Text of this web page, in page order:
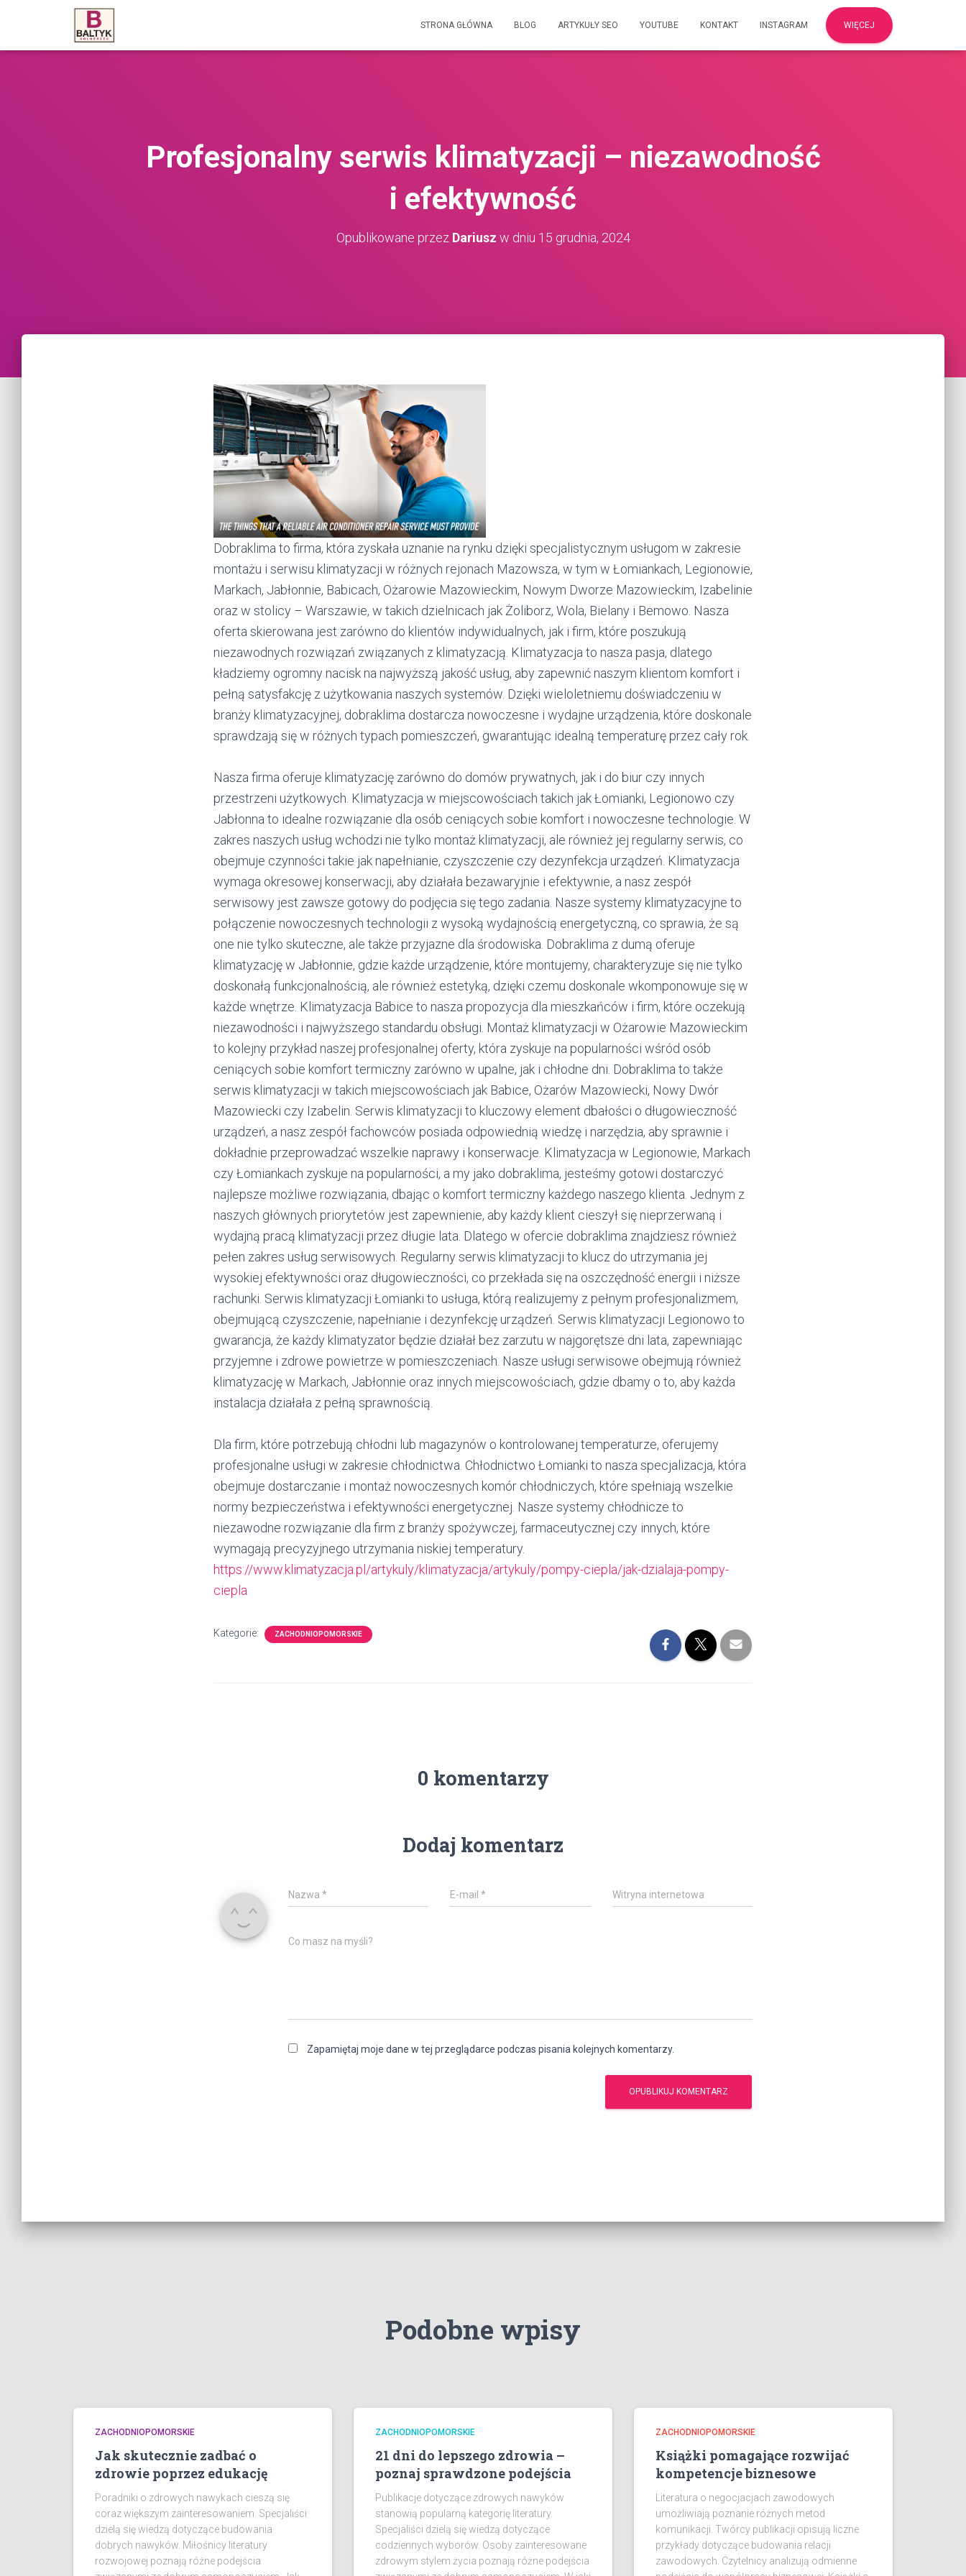
STRONA GŁÓWNA BLOG ARTYKUŁY SEO YOUTUBE KONTAKT INSTAGRAM WIĘCEJ
Profesjonalny serwis klimatyzacji – niezawodność
i efektywność
Opublikowane przez Dariusz w dniu 15 grudnia, 2024
Dobraklima to firma, która zyskała uznanie na rynku dzięki specjalistycznym usługom w zakresie
montażu i serwisu klimatyzacji w różnych rejonach Mazowsza, w tym w Łomiankach, Legionowie,
Markach, Jabłonnie, Babicach, Ożarowie Mazowieckim, Nowym Dworze Mazowieckim, Izabelinie
oraz w stolicy – Warszawie, w takich dzielnicach jak Żoliborz, Wola, Bielany i Bemowo. Nasza
oferta skierowana jest zarówno do klientów indywidualnych, jak i firm, które poszukują
niezawodnych rozwiązań związanych z klimatyzacją. Klimatyzacja to nasza pasja, dlatego
kładziemy ogromny nacisk na najwyższą jakość usług, aby zapewnić naszym klientom komfort i
pełną satysfakcję z użytkowania naszych systemów. Dzięki wieloletniemu doświadczeniu w
branży klimatyzacyjnej, dobraklima dostarcza nowoczesne i wydajne urządzenia, które doskonale
sprawdzają się w różnych typach pomieszczeń, gwarantując idealną temperaturę przez cały rok.
Nasza firma oferuje klimatyzację zarówno do domów prywatnych, jak i do biur czy innych
przestrzeni użytkowych. Klimatyzacja w miejscowościach takich jak Łomianki, Legionowo czy
Jabłonna to idealne rozwiązanie dla osób ceniących sobie komfort i nowoczesne technologie. W
zakres naszych usług wchodzi nie tylko montaż klimatyzacji, ale również jej regularny serwis, co
obejmuje czynności takie jak napełnianie, czyszczenie czy dezynfekcja urządzeń. Klimatyzacja
wymaga okresowej konserwacji, aby działała bezawaryjnie i efektywnie, a nasz zespół
serwisowy jest zawsze gotowy do podjęcia się tego zadania. Nasze systemy klimatyzacyjne to
połączenie nowoczesnych technologii z wysoką wydajnością energetyczną, co sprawia, że są
one nie tylko skuteczne, ale także przyjazne dla środowiska. Dobraklima z dumą oferuje
klimatyzację w Jabłonnie, gdzie każde urządzenie, które montujemy, charakteryzuje się nie tylko
doskonałą funkcjonalnością, ale również estetyką, dzięki czemu doskonale wkomponowuje się w
każde wnętrze. Klimatyzacja Babice to nasza propozycja dla mieszkańców i firm, które oczekują
niezawodności i najwyższego standardu obsługi. Montaż klimatyzacji w Ożarowie Mazowieckim
to kolejny przykład naszej profesjonalnej oferty, która zyskuje na popularności wśród osób
ceniących sobie komfort termiczny zarówno w upalne, jak i chłodne dni. Dobraklima to także
serwis klimatyzacji w takich miejscowościach jak Babice, Ożarów Mazowiecki, Nowy Dwór
Mazowiecki czy Izabelin. Serwis klimatyzacji to kluczowy element dbałości o długowieczność
urządzeń, a nasz zespół fachowców posiada odpowiednią wiedzę i narzędzia, aby sprawnie i
dokładnie przeprowadzać wszelkie naprawy i konserwacje. Klimatyzacja w Legionowie, Markach
czy Łomiankach zyskuje na popularności, a my jako dobraklima, jesteśmy gotowi dostarczyć
najlepsze możliwe rozwiązania, dbając o komfort termiczny każdego naszego klienta. Jednym z
naszych głównych priorytetów jest zapewnienie, aby każdy klient cieszył się nieprzerwaną i
wydajną pracą klimatyzacji przez długie lata. Dlatego w ofercie dobraklima znajdziesz również
pełen zakres usług serwisowych. Regularny serwis klimatyzacji to klucz do utrzymania jej
wysokiej efektywności oraz długowieczności, co przekłada się na oszczędność energii i niższe
rachunki. Serwis klimatyzacji Łomianki to usługa, którą realizujemy z pełnym profesjonalizmem,
obejmującą czyszczenie, napełnianie i dezynfekcję urządzeń. Serwis klimatyzacji Legionowo to
gwarancja, że każdy klimatyzator będzie działał bez zarzutu w najgorętsze dni lata, zapewniając
przyjemne i zdrowe powietrze w pomieszczeniach. Nasze usługi serwisowe obejmują również
klimatyzację w Markach, Jabłonnie oraz innych miejscowościach, gdzie dbamy o to, aby każda
instalacja działała z pełną sprawnością.
Dla firm, które potrzebują chłodni lub magazynów o kontrolowanej temperaturze, oferujemy
profesjonalne usługi w zakresie chłodnictwa. Chłodnictwo Łomianki to nasza specjalizacja, która
obejmuje dostarczanie i montaż nowoczesnych komór chłodniczych, które spełniają wszelkie
normy bezpieczeństwa i efektywności energetycznej. Nasze systemy chłodnicze to
niezawodne rozwiązanie dla firm z branży spożywczej, farmaceutycznej czy innych, które
wymagają precyzyjnego utrzymania niskiej temperatury.
https://www.klimatyzacja.pl/artykuly/klimatyzacja/artykuly/pompy-ciepla/jak-dzialaja-pompy-
ciepla
Kategorie: ZACHODNIOPOMORSKIE
0 komentarzy
Dodaj komentarz
Nazwa * E-mail* Witryna internetowa
Co masz na myśli?
Zapamiętaj moje dane w tej przeglądarce podczas pisania kolejnych komentarzy.
Podobne wpisy
ZACHODNIOPOMORSKIE
Jak skutecznie zadbać o
zdrowie poprzez edukację
Poradniki o zdrowych nawykach cieszą się
coraz większym zainteresowaniem. Specjaliści
dzielą się wiedzą dotyczące budowania
dobrych nawyków. Miłośnicy literatury
rozwojowej poznają różne podejścia
ZACHODNIOPOMORSKIE
21 dni do lepszego zdrowia –
poznaj sprawdzone podejścia
Publikacje dotyczące zdrowych nawyków
stanowią popularną kategorię literatury.
Specjaliści dzielą się wiedzą dotyczące
codziennych wyborów. Osoby zainteresowane
zdrowym stylem życia poznają różne podejścia
ZACHODNIOPOMORSKIE
Książki pomagające rozwijać
kompetencje biznesowe
Literatura o negocjacjach zawodowych
umożliwiają poznanie różnych metod
komunikacji. Twórcy publikacji opisują liczne
przykłady dotyczące budowania relacji
zawodowych. Czytelnicy analizują odmienne